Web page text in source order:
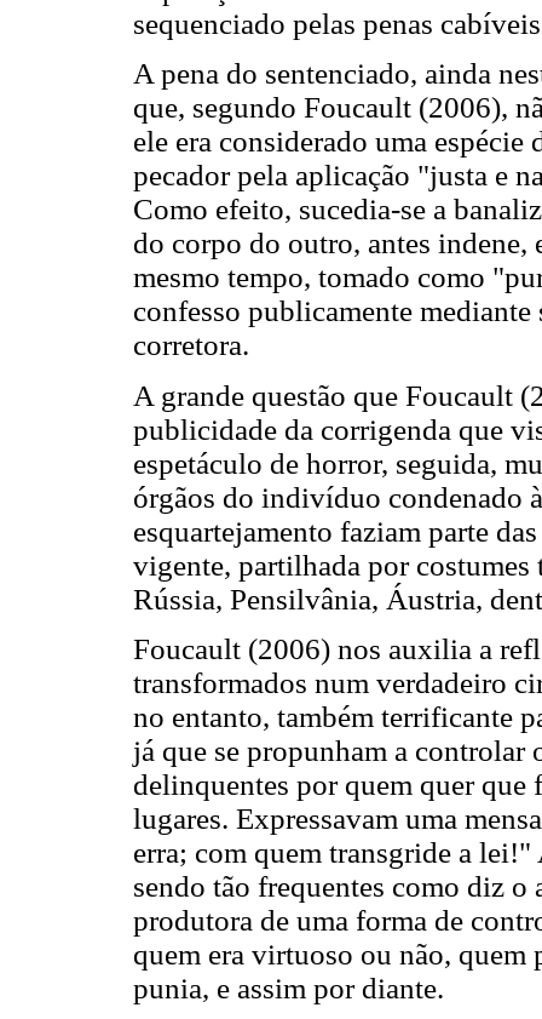
sequenciado pelas penas
A pena do sentenciado, ainda
que, segundo Foucault (2006),
ele era considerado uma
pecador pela aplicação "justa e
Como efeito, sucedia-se a
do corpo do outro, antes
mesmo tempo, tomado como
confesso publicamente
corretora.
A grande questão que Foucault
publicidade da corrigenda que
espetáculo de horror, seguida,
órgãos do indivíduo condenado
esquartejamento faziam parte
vigente, partilhada por costumes
Rússia, Pensilvânia, Áustria,
Foucault (2006) nos auxilia a
transformados num verdadeiro
no entanto, também terrificante
já que se propunham a controlar
delinquentes por quem quer que
lugares. Expressavam uma
erra; com quem transgride a
sendo tão frequentes como diz
produtora de uma forma de
quem era virtuoso ou não,
punia, e assim por diante.